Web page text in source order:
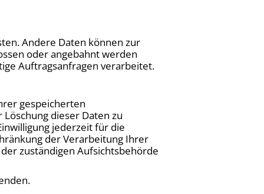
Andere Daten können zur
oder angebahnt werden
Auftragsanfragen verarbeitet.
gespeicherten
dieser Daten zu
jederzeit für die
der Verarbeitung Ihrer
zuständigen Aufsichtsbehörde